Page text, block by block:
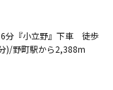
分『小立野』下車 徒歩
)/野町駅から2,388m